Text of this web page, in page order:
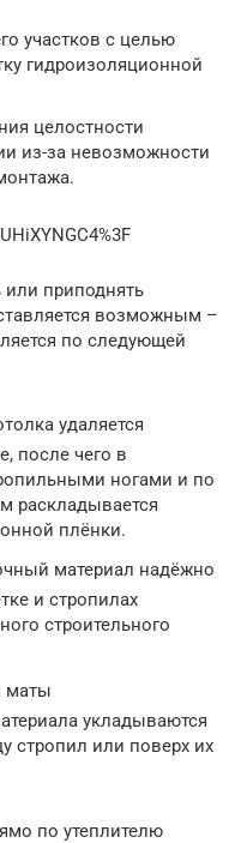
участков с целью
гидроизоляционной
целостности
из-за невозможности
или приподнять
возможным –
по следующей
удаляется
после чего в
ногами и по
раскладывается
плёнки.
материал надёжно
и стропилах
строительного
маты
укладываются
стропил или поверх их
по утеплителю